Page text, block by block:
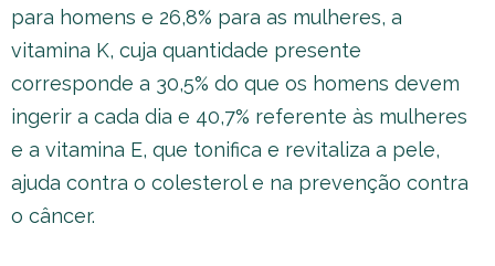
para homens e 26,8% para as mulheres, a
vitamina K, cuja quantidade presente
corresponde a 30,5% do que os homens devem
ingerir a cada dia e 40,7% referente às mulheres
e a vitamina E, que tonifica e revitaliza a pele,
ajuda contra o colesterol e na prevenção contra
o câncer.